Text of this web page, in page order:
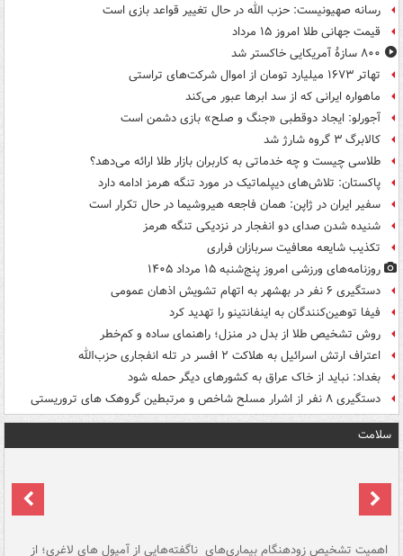
رسانه صهیونیست: حزب الله در حال تغییر قواعد بازی است
قیمت جهانی طلا امروز ۱۵ مرداد
۸۰۰ سازۀ آمریکایی خاکستر شد
تهاتر ۱۶۷۳ میلیارد تومان از اموال شرکت‌های تراستی
ماهواره ایرانی که از سد ابرها عبور می‌کند
آجورلو: ایجاد دوقطبی «جنگ و صلح‌» بازی دشمن است
کالابرگ ۳ گروه شارژ شد
طلاسی چیست و چه خدماتی به کاربران بازار طلا ارائه می‌دهد؟
پاکستان: تلاش‌های دیپلماتیک در مورد تنگه هرمز ادامه دارد
سفیر ایران در ژاپن: همان فاجعه هیروشیما در حال تکرار است
شنیده شدن صدای دو انفجار در نزدیکی تنگه هرمز
تکذیب شایعه معافیت سربازان فراری
روزنامه‌های ورزشی امروز پنج‌شنبه ۱۵ مرداد ۱۴۰۵
دستگیری ۶ نفر در بهشهر به اتهام تشویش اذهان عمومی
فیفا توهین‌کنندگان به اینفانتینو را تهدید کرد
روش تشخیص طلا از بدل در منزل؛ راهنمای ساده و کم‌خطر
اعتراف ارتش اسرائیل به هلاکت ۲ افسر در تله انفجاری حزب‌الله
بغداد: نباید از خاک عراق به کشورهای دیگر حمله شود
دستگیری ۸ نفر از اشرار مسلح شاخص و مرتبطین گروهک های تروریستی
سلامت
اهمیت تشخیص زودهنگام بیماری‌های ناگفته‌هایی از آمپول های لاغری؛ از